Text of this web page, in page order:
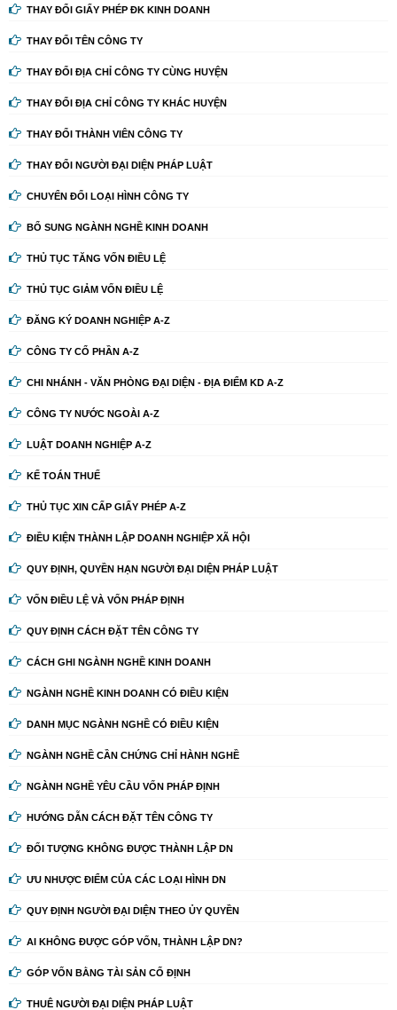
THAY ĐỔI GIẤY PHÉP ĐK KINH DOANH
THAY ĐỔI TÊN CÔNG TY
THAY ĐỔI ĐỊA CHỈ CÔNG TY CÙNG HUYỆN
THAY ĐỔI ĐỊA CHỈ CÔNG TY KHÁC HUYỆN
THAY ĐỔI THÀNH VIÊN CÔNG TY
THAY ĐỔI NGƯỜI ĐẠI DIỆN PHÁP LUẬT
CHUYỂN ĐỔI LOẠI HÌNH CÔNG TY
BỔ SUNG NGÀNH NGHỀ KINH DOANH
THỦ TỤC TĂNG VỐN ĐIỀU LỆ
THỦ TỤC GIẢM VỐN ĐIỀU LỆ
ĐĂNG KÝ DOANH NGHIỆP A-Z
CÔNG TY CỔ PHẦN A-Z
CHI NHÁNH - VĂN PHÒNG ĐẠI DIỆN - ĐỊA ĐIỂM KD A-Z
CÔNG TY NƯỚC NGOÀI A-Z
LUẬT DOANH NGHIỆP A-Z
KẾ TOÁN THUẾ
THỦ TỤC XIN CẤP GIẤY PHÉP A-Z
ĐIỀU KIỆN THÀNH LẬP DOANH NGHIỆP XÃ HỘI
QUY ĐỊNH, QUYỀN HẠN NGƯỜI ĐẠI DIỆN PHÁP LUẬT
VỐN ĐIỀU LỆ VÀ VỐN PHÁP ĐỊNH
QUY ĐỊNH CÁCH ĐẶT TÊN CÔNG TY
CÁCH GHI NGÀNH NGHỀ KINH DOANH
NGÀNH NGHỀ KINH DOANH CÓ ĐIỀU KIỆN
DANH MỤC NGÀNH NGHỀ CÓ ĐIỀU KIỆN
NGÀNH NGHỀ CẦN CHỨNG CHỈ HÀNH NGHỀ
NGÀNH NGHỀ YÊU CẦU VỐN PHÁP ĐỊNH
HƯỚNG DẪN CÁCH ĐẶT TÊN CÔNG TY
ĐỐI TƯỢNG KHÔNG ĐƯỢC THÀNH LẬP DN
ƯU NHƯỢC ĐIỂM CỦA CÁC LOẠI HÌNH DN
QUY ĐỊNH NGƯỜI ĐẠI DIỆN THEO ỦY QUYỀN
AI KHÔNG ĐƯỢC GÓP VỐN, THÀNH LẬP DN?
GÓP VỐN BẰNG TÀI SẢN CỐ ĐỊNH
THUÊ NGƯỜI ĐẠI DIỆN PHÁP LUẬT